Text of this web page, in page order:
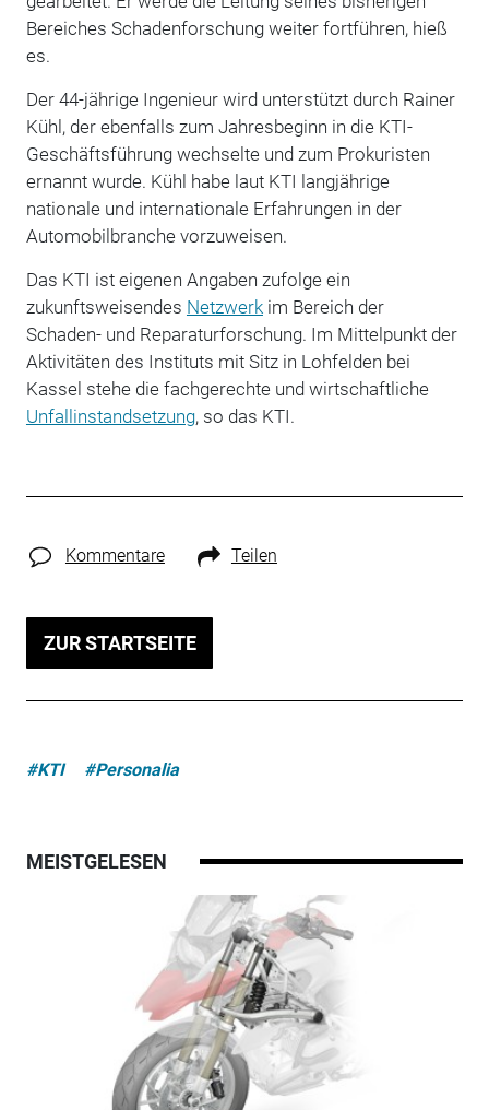
Bereiches Schadenforschung weiter fortführen, hieß
es.
Der 44-jährige Ingenieur wird unterstützt durch Rainer
Kühl, der ebenfalls zum Jahresbeginn in die KTI-
Geschäftsführung wechselte und zum Prokuristen
ernannt wurde. Kühl habe laut KTI langjährige
nationale und internationale Erfahrungen in der
Automobilbranche vorzuweisen.
Das KTI ist eigenen Angaben zufolge ein
zukunftsweisendes Netzwerkim Bereich der
Schaden- und Reparaturforschung. Im Mittelpunkt der
Aktivitäten des Instituts mit Sitz in Lohfelden bei
Kassel stehe die fachgerechte und wirtschaftliche
Unfallinstandsetzung, so das KTI.
Kommentare Teilen
ZUR STARTSEITE
#KTI #Personalia
MEISTGELESEN